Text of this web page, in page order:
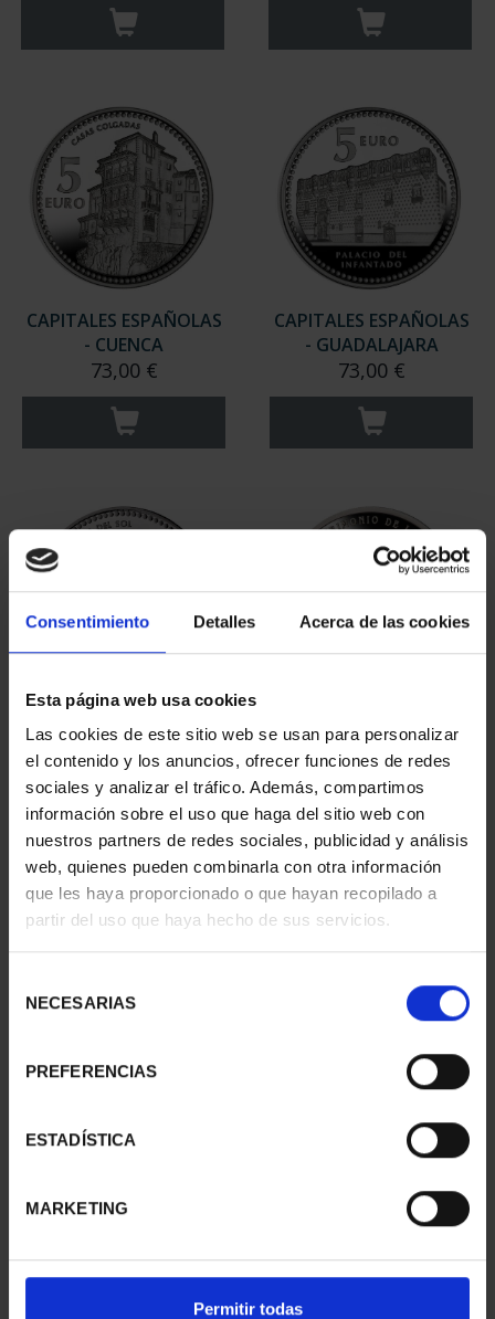
Consentimiento Detalles Acerca de las cookies
Esta página web usa cookies
Las cookies de este sitio web se usan para personalizar
el contenido y los anuncios, ofrecer funciones de redes
sociales y analizar el tráfico. Además, compartimos
información sobre el uso que haga del sitio web con
nuestros partners de redes sociales, publicidad y análisis
web, quienes pueden combinarla con otra información
que les haya proporcionado o que hayan recopilado a
partir del uso que haya hecho de sus servicios.
NECESARIAS
PREFERENCIAS
ESTADÍSTICA
MARKETING
Permitir todas
CAPITALES ESPAÑOLAS
- CUENCA
73,00 €
CAPITALES ESPAÑOLAS
- GUADALAJARA
73,00 €
- TOLEDO
73,00 €
II - CUENCA
73,00 €
III - TOLEDO
SUSCRIPCIÓN
CAPITALES DE
PROVINCIA 1
949,00 €
Sólo para usuarios